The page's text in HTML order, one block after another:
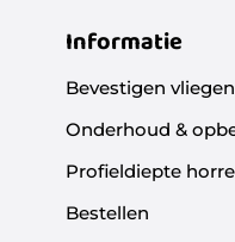
Informatie
Bevestigen
Onderhoud &
Profieldiepte
Bestellen